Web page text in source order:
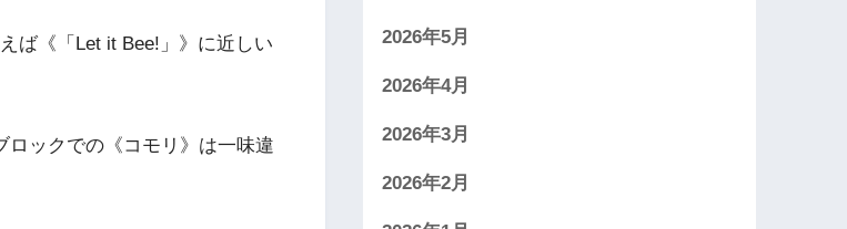
ば《「Let it Bee!」》に近しい
ックでの《コモリ》は一味違
2026年5月
2026年4月
2026年3月
2026年2月